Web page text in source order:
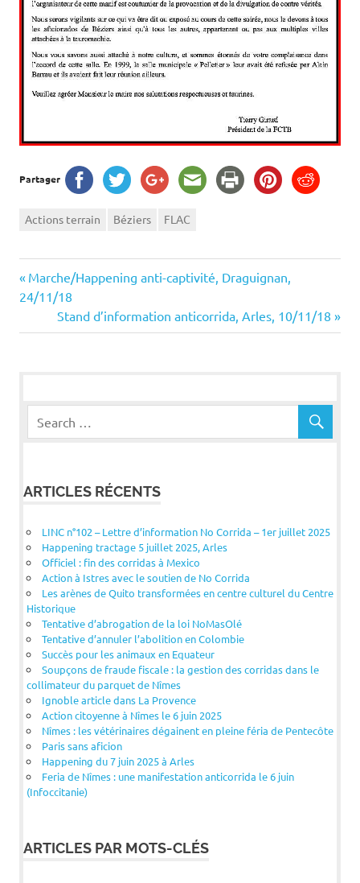
Partager
Actions terrain Béziers FLAC
Navigation
de
Previous
Post:
Marche/Happening anti-captivité, Draguignan,
24/11/18
Next
Post:
Stand d’information anticorrida, Arles, 10/11/18
ARTICLES RÉCENTS
LINC n°102 – Lettre d’information No Corrida – 1er juillet 2025
Happening tractage 5 juillet 2025, Arles
Officiel : fin des corridas à Mexico
Action à Istres avec le soutien de No Corrida
Les arènes de Quito transformées en centre culturel du Centre
Historique
Tentative d’abrogation de la loi NoMasOlé
Tentative d’annuler l’abolition en Colombie
Succès pour les animaux en Equateur
Soupçons de fraude fiscale : la gestion des corridas dans le
collimateur du parquet de Nîmes
Ignoble article dans La Provence
Action citoyenne à Nîmes le 6 juin 2025
Nîmes : les vétérinaires dégainent en pleine féria de Pentecôte
Paris sans aficion
Happening du 7 juin 2025 à Arles
Feria de Nîmes : une manifestation anticorrida le 6 juin
(Infoccitanie)
ARTICLES PAR MOTS-CLÉS